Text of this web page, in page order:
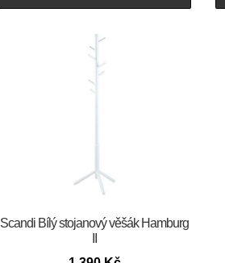
Scandi Bílý stojanový věšák Hamburg